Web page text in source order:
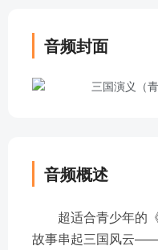
音频封面
音频概述
超适合青少年的
故事串起三国风云